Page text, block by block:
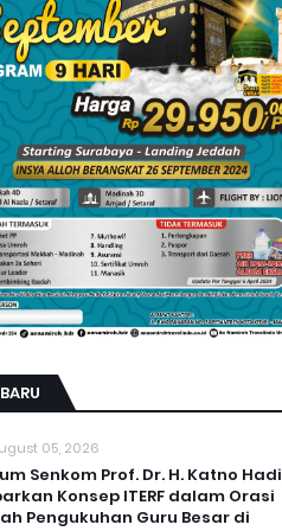
05, 2026
Senkom Prof. Dr. H. Katno Hadi
Konsep ITERF dalam Orasi
Pengukuhan Guru Besar di